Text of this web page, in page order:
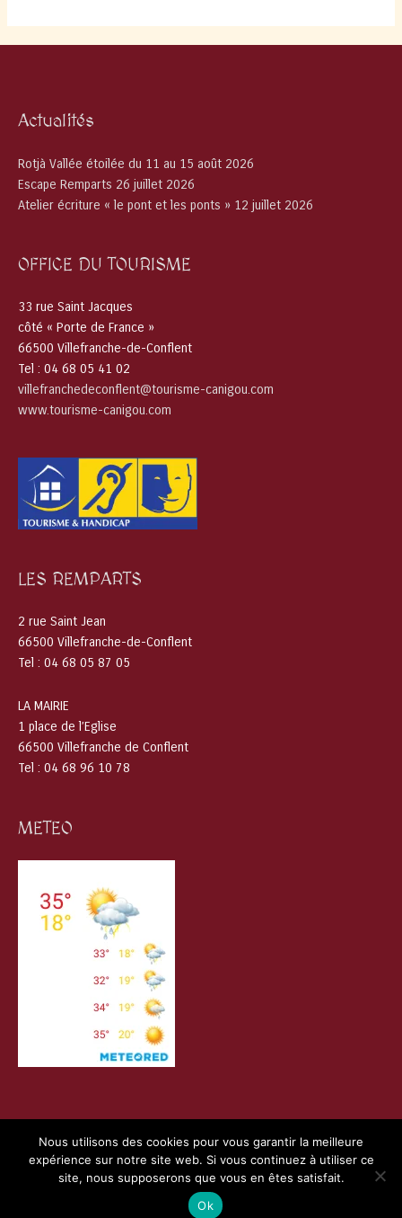
Actualités
Rotjà Vallée étoilée du 11 au 15 août 2026
Escape Remparts 26 juillet 2026
Atelier écriture « le pont et les ponts » 12 juillet 2026
OFFICE DU TOURISME
33 rue Saint Jacques
côté « Porte de France »
66500 Villefranche-de-Conflent
Tel : 04 68 05 41 02
villefranchedeconflent@tourisme-canigou.com
www.tourisme-canigou.com
LES REMPARTS
2 rue Saint Jean
66500 Villefranche-de-Conflent
Tel : 04 68 05 87 05
LA MAIRIE
1 place de l’Eglise
66500 Villefranche de Conflent
Tel : 04 68 96 10 78
METEO
Copyright © 2026Villefranche de Conflent| Création Webness&
Mentions Légales
Nous utilisons des cookies pour vous garantir la meilleure
expérience sur notre site web. Si vous continuez à utiliser ce
site, nous supposerons que vous en êtes satisfait.
Ok